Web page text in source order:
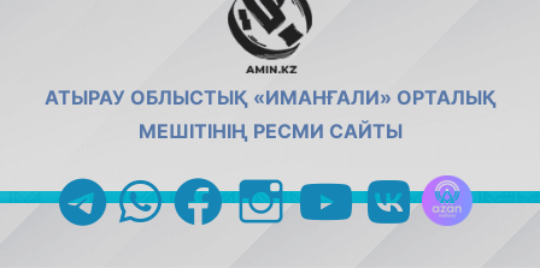
АТЫРАУ ОБЛЫСТЫҚ «ИМАНҒАЛИ» ОРТАЛЫҚ
МЕШІТІНІҢ РЕСМИ САЙТЫ
telegramwhatsappfacebookinstagramyoutubevk